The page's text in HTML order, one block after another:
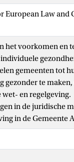
Law and
het voorkomen en
gemeenten tot
te
en regelgeving.
in de juridische
in de Gemeente